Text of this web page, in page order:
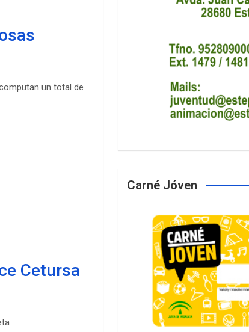
un total de
Cetursa
Carné Jóven